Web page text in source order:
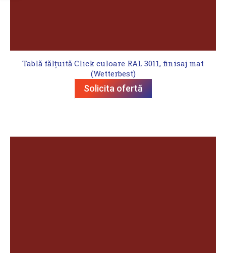
Tablă fălțuită Click culoare RAL 3011, finisaj mat
(Wetterbest)
Solicita ofertă